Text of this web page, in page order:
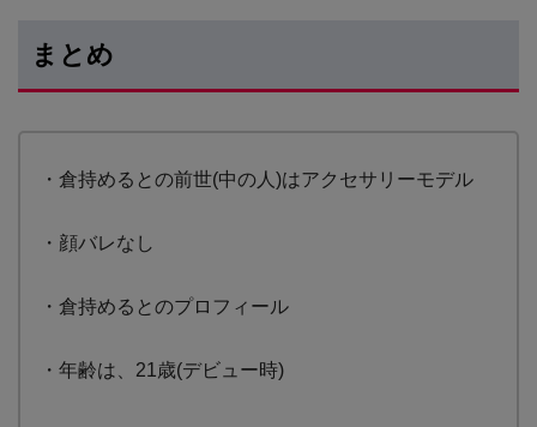
まとめ
・倉持めるとの前世(中の人)はアクセサリーモデル
・顔バレなし
・倉持めるとのプロフィール
・年齢は、21歳(デビュー時)